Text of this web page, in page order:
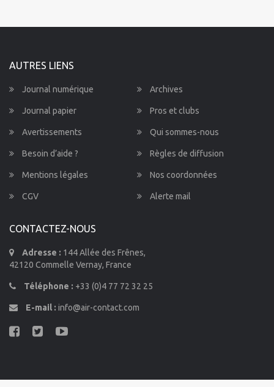
AUTRES LIENS
Journal numérique Archives
Journal papier Pros et clubs
Avertissements Qui sommes-nous
Besoin d’aide ? Règles de diffusion
Mentions légales Nos coordonnées
CGV Alerte mail
CONTACTEZ-NOUS
Adresse : 144 Allée des Frênes,
42120 Commelle Vernay, France
Téléphone : +33 (0)4 77 72 32 25
E-mail : info@air-contact.com